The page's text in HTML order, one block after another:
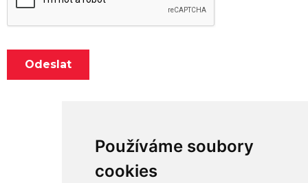
Používáme soubory
cookies